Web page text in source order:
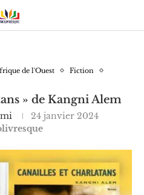
de l'Ouest
Fiction
» de Kangni Alem
24 janvier 2024